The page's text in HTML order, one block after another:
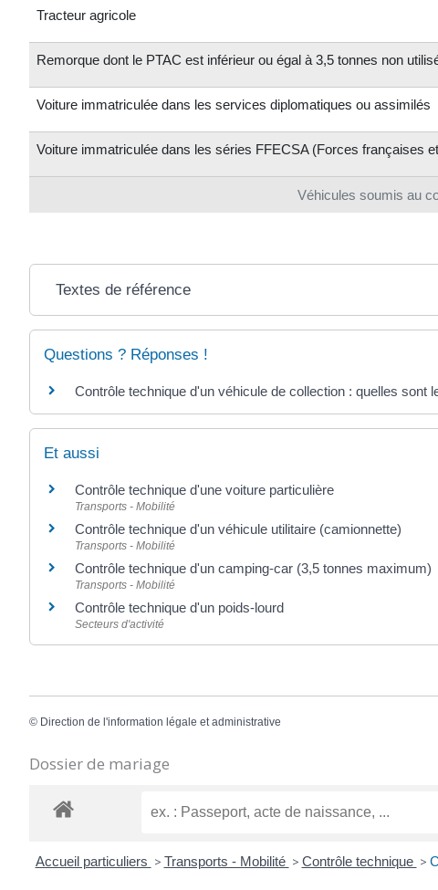
Véhicules soumis au
Tracteur agricole
Remorque dont le PTAC est inférieur ou égal à 3,5 tonnes non
Voiture immatriculée dans les services diplomatiques ou assimilés
Voiture immatriculée dans les séries FFECSA (Forces françaises
Textes de référence
Questions ? Réponses !
Contrôle technique d'un véhicule de collection : quelles sont
Et aussi
Contrôle technique d'une voiture particulière
Transports - Mobilité
Contrôle technique d'un véhicule utilitaire (camionnette)
Transports - Mobilité
Contrôle technique d'un camping-car (3,5 tonnes maximum)
Transports - Mobilité
Contrôle technique d'un poids-lourd
Secteurs d'activité
© Direction de l'information légale et administrative
Dossier de mariage
Accueil particuliers > Transports - Mobilité > Contrôle technique >